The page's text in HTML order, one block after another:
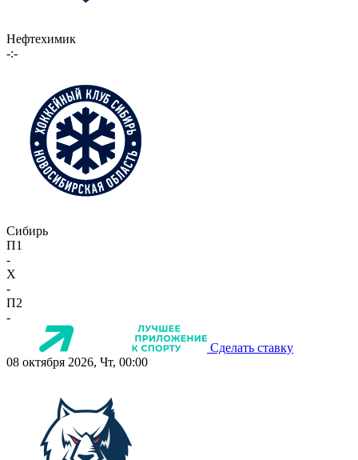
Нефтехимик
-:-
Сибирь
П1
-
X
-
П2
-
Сделать ставку
08 октября 2026, Чт, 00:00